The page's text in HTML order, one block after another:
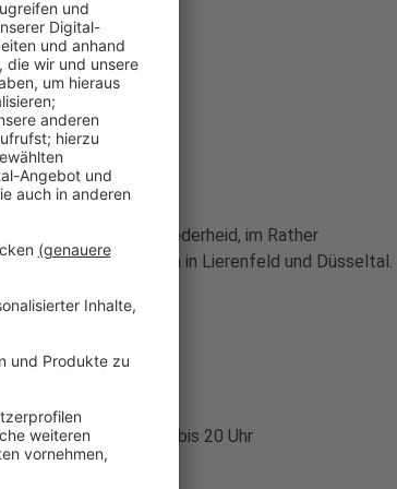
im Sportpark Niederheid, im Rather
Bezirkssportanlagen in Lierenfeld und Düsseltal.
joggen:
donnerstags von 18 bis 20 Uhr
von 18 bis 20 Uhr